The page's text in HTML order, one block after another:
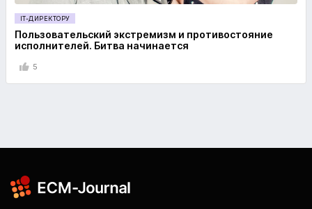
IT-ДИРЕКТОРУ
Пользовательский экстремизм и противостояние
исполнителей. Битва начинается
5